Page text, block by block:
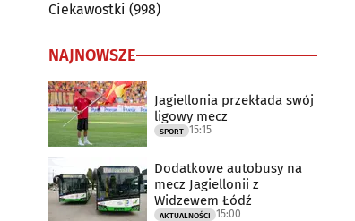
Ciekawostki (998)
NAJNOWSZE
Jagiellonia przekłada swój
ligowy mecz
SPORT 15:15
Dodatkowe autobusy na
mecz Jagiellonii z
Widzewem Łódź
AKTUALNOŚCI 15:00